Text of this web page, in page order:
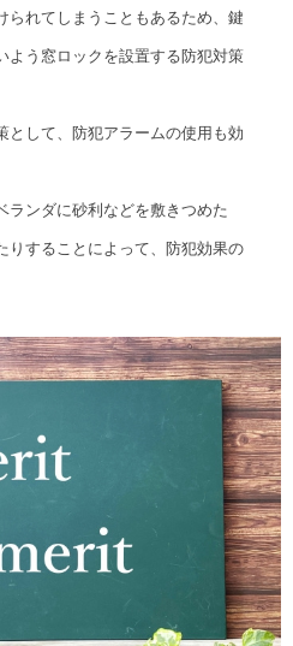
られてしまうこともあるため、鍵
よう窓ロックを設置する防犯対策
として、防犯アラームの使用も効
ランダに砂利などを敷きつめた
りすることによって、防犯効果の